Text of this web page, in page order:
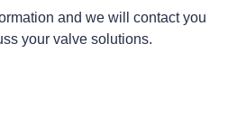
and we will contact you
your valve solutions.